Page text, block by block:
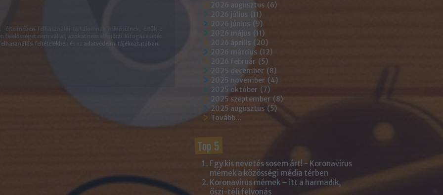
értelmében felhasználói tartalomnak minősülnek, értük a
felelősséget nem vállal, azokat nem ellenőrzi. Kifogás esetén
feltételekben adatvédelmi tájékoztatóban
2026 augusztus (6)
2026 július (11)
2026 június (9)
2026 május (11)
2026 április (20)
2026 március (12)
2026 február (5)
2025 december (8)
2025 november (4)
2025 október (7)
2025 szeptember (8)
2025 augusztus (5)
Tovább...
Top 5
Egy kis nevetés sosem árt! - Koronavírus
mémek a közösségi média térben
Koronavírus mémek – itt a harmadik,
őszi-téli felvonás